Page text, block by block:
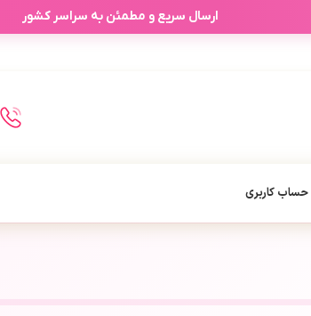
ارسال سریع و مطمئن به سراسر کشور
حساب کاربری